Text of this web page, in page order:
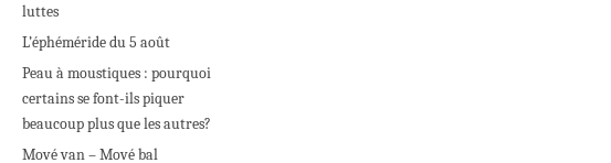
luttes
L’éphéméride du 5 août
Peau à moustiques : pourquoi
certains se font-ils piquer
beaucoup plus que les autres?
Mové van – Mové bal